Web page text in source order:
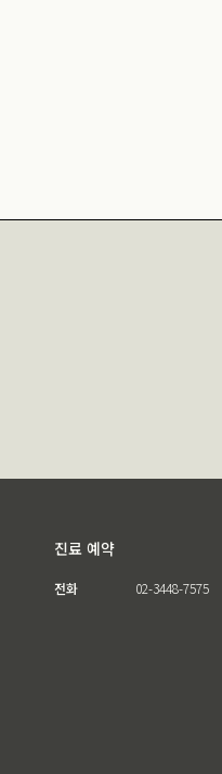
진료 예약
전화 02-3448-7575